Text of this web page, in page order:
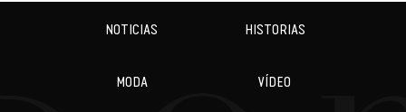
NOTICIAS HISTORIAS
MODA VÍDEO